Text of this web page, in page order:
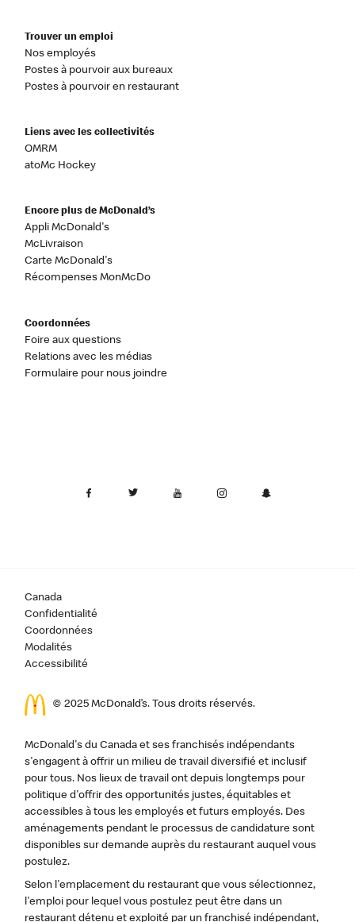
Trouver un emploi
Nos employés
Postes à pourvoir aux bureaux
Postes à pourvoir en restaurant
Liens avec les collectivités
OMRM
atoMc Hockey
Encore plus de McDonald’s
Appli McDonald's
McLivraison
Carte McDonald's
Récompenses MonMcDo
Coordonnées
Foire aux questions
Relations avec les médias
Formulaire pour nous joindre
Canada
Confidentialité
Coordonnées
Modalités
Accessibilité
© 2025 McDonald’s. Tous droits réservés.
McDonald's du Canada et ses franchisés indépendants
s'engagent à offrir un milieu de travail diversifié et inclusif
pour tous. Nos lieux de travail ont depuis longtemps pour
politique d'offrir des opportunités justes, équitables et
accessibles à tous les employés et futurs employés. Des
aménagements pendant le processus de candidature sont
disponibles sur demande auprès du restaurant auquel vous
postulez.
Selon l'emplacement du restaurant que vous sélectionnez,
l'emploi pour lequel vous postulez peut être dans un
restaurant détenu et exploité par un franchisé indépendant,